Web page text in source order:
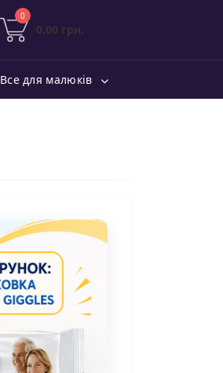
0
0.00 грн.
Все для малюків